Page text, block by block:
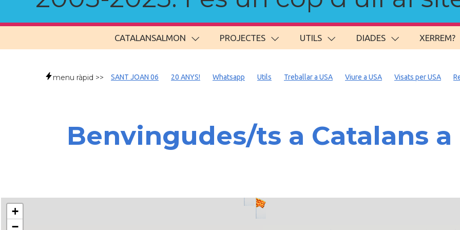
CATALANSALMON PROJECTES UTILS DIADES XERREM?
menu ràpid >> SANT JOAN 06 20 ANYS! Whatsapp Utils Treballar a USA Viure a USA Visats per USA
Benvingudes/ts a Catalans
+
−